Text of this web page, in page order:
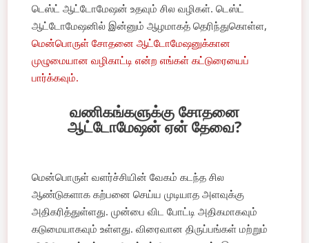
டெஸ்ட் ஆட்டோமேஷன் உதவும் சில வழிகள். டெஸ்ட்
ஆட்டோமேஷனில் இன்னும் ஆழமாகத் தெரிந்துகொள்ள,
மென்பொருள் சோதனை ஆட்டோமேஷனுக்கான
முழுமையான வழிகாட்டி என்ற எங்கள் கட்டுரையைப்
பார்க்கவும்.
வணிகங்களுக்கு சோதனை
ஆட்டோமேஷன் ஏன் தேவை?
மென்பொருள் வளர்ச்சியின் வேகம் கடந்த சில
ஆண்டுகளாக கற்பனை செய்ய முடியாத அளவுக்கு
அதிகரித்துள்ளது. முன்பை விட போட்டி அதிகமாகவும்
கடுமையாகவும் உள்ளது. விரைவான திருப்பங்கள் மற்றும்